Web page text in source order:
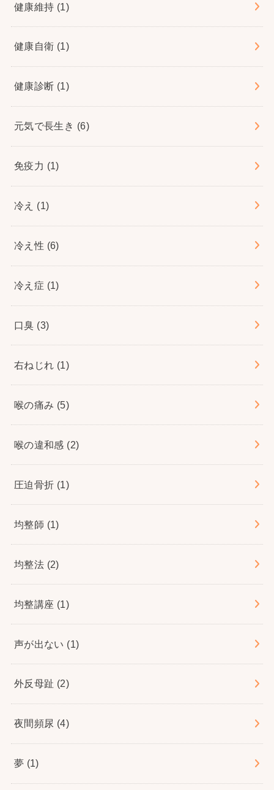
健康維持 (1)
健康自衛 (1)
健康診断 (1)
元気で長生き (6)
免疫力 (1)
冷え (1)
冷え性 (6)
冷え症 (1)
口臭 (3)
右ねじれ (1)
喉の痛み (5)
喉の違和感 (2)
圧迫骨折 (1)
均整師 (1)
均整法 (2)
均整講座 (1)
声が出ない (1)
外反母趾 (2)
夜間頻尿 (4)
夢 (1)